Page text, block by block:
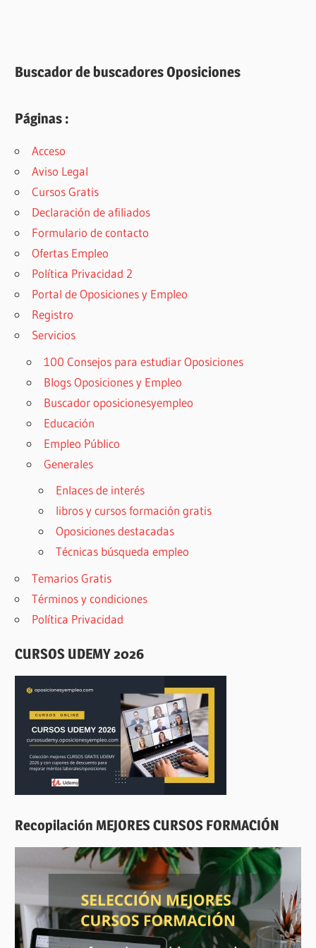
Buscador de buscadores Oposiciones
Páginas :
Acceso
Aviso Legal
Cursos Gratis
Declaración de afiliados
Formulario de contacto
Ofertas Empleo
Política Privacidad 2
Portal de Oposiciones y Empleo
Registro
Servicios
100 Consejos para estudiar Oposiciones
Blogs Oposiciones y Empleo
Buscador oposicionesyempleo
Educación
Empleo Público
Generales
Enlaces de interés
libros y cursos formación gratis
Oposiciones destacadas
Técnicas búsqueda empleo
Temarios Gratis
Términos y condiciones
Política Privacidad
CURSOS UDEMY 2026
Recopilación MEJORES CURSOS FORMACIÓN